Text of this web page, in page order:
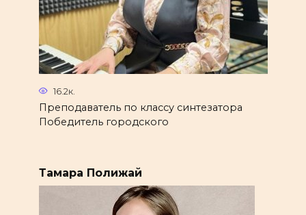
16.2к.
Преподаватель по классу синтезатора
Победитель городского
Тамара Полижай